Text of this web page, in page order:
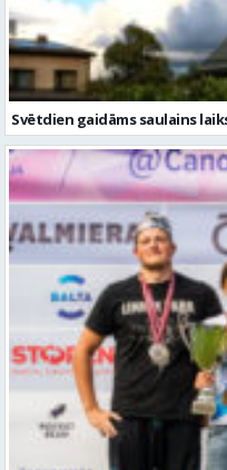
Svētdien gaidāms saulains